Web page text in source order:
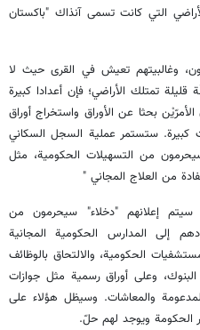
التي كانت تسمى آنذاك "باكستان
أمّيّون، وغالبيتهم تعيش في القرى حيث لا
قليلة تمتلك الأراضي؛ فإن أعدادا كبيرة
بحثا عن الأوراق واستخراج أوراق
كبيرة. ستستمر عملية السجل السكاني
من التسهيلات الحكومية، مثل
من العلاج المجاني "
إعلانهم "دخلاء" سيحرمون من
إلى المدارس الحكومية المجانية
الحكومية، والالتحاق بالوظائف
وعلى أوراق رسمية مثل جوازات
والمعاشات. وسيظل هؤلاء على
الحكومة ويوجد لهم حلّ.